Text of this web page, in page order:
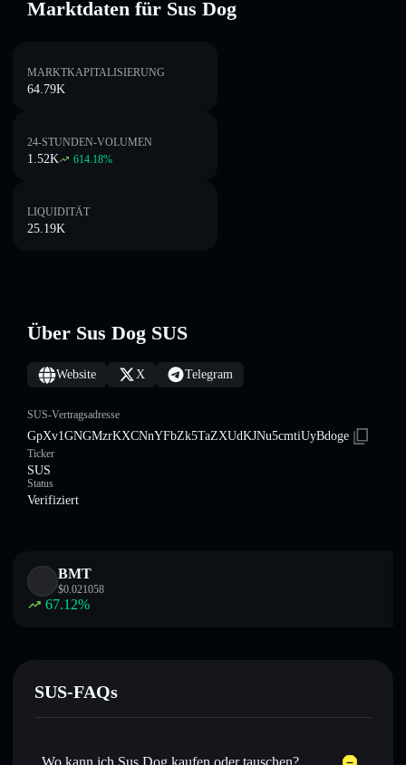
Marktdaten für Sus Dog
MARKTKAPITALISIERUNG
64.79K
24-STUNDEN-VOLUMEN
1.52K 614.18%
LIQUIDITÄT
25.19K
Über Sus Dog SUS
Website X Telegram
SUS-Vertragsadresse
GpXv1GNGMzrKXCNnYFbZk5TaZXUdKJNu5cmtiUyBdoge
Ticker
SUS
Status
Verifiziert
BMT
$0.021058
67.12%
SUS-FAQs
Wo kann ich Sus Dog kaufen oder tauschen?